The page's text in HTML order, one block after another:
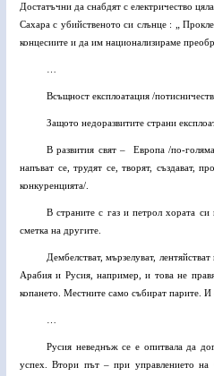
Достатъчни да снабдят с електричество
Сахара с убийственото си слънце : „
концесиите и да им национализираме
Всъщност експлоатация /
Защото недоразвитите страни
В развития свят – Европа /по-
напъват се, трудят се, творят, създават,
конкуренцията/.
В страните с газ и петрол хората
сметка на другите.
Дембелстват, мързелуват,
Арабия и Русия, например, и това не
копането. Местните само събират парите. И
Русия неведнъж се е опитвала да
успех. Втори път – при управлението на